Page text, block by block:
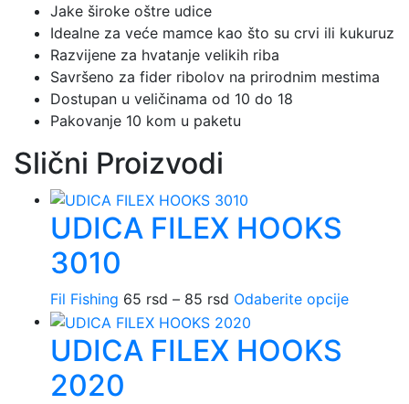
Jake široke oštre udice
Idealne za veće mamce kao što su crvi ili kukuruz
Razvijene za hvatanje velikih riba
Savršeno za fider ribolov na prirodnim mestima
Dostupan u veličinama od 10 do 18
Pakovanje 10 kom u paketu
Slični Proizvodi
UDICA FILEX HOOKS
3010
Fil Fishing 65 rsd – 85 rsd Raspon
cena:
od
65 rsd
Odaberite opcijeOvaj
UDICA FILEX HOOKS
2020